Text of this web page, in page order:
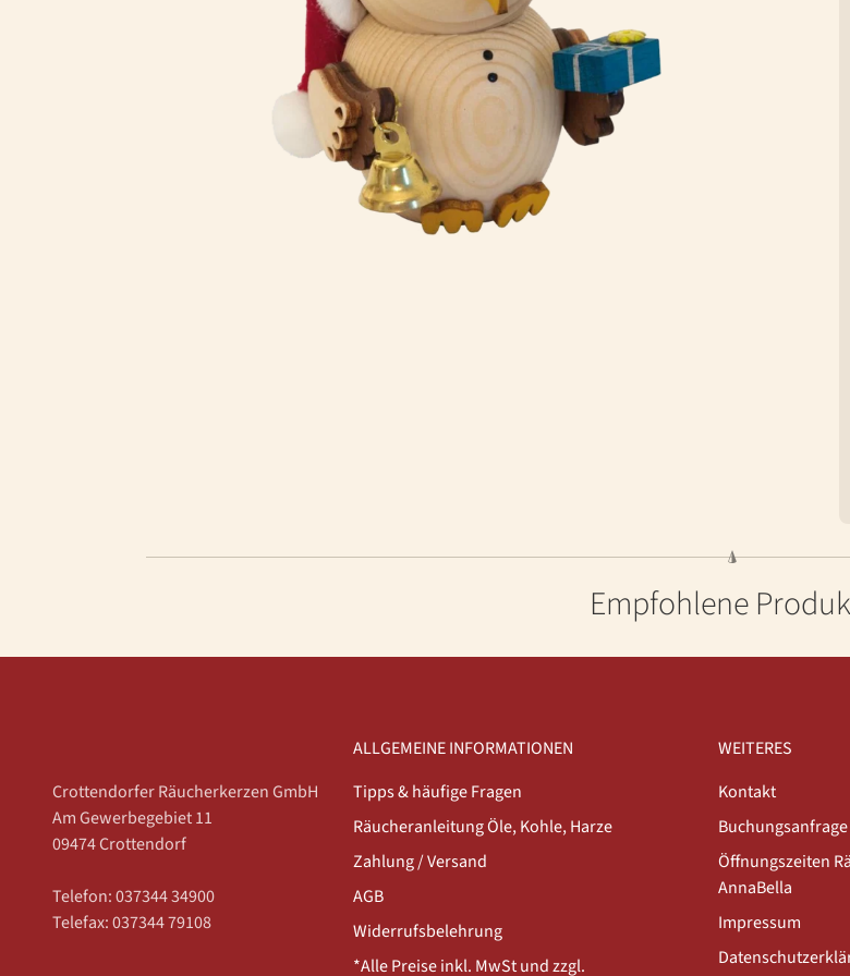
Empfohlene
Crottendorfer Räucherkerzen GmbH
Am Gewerbegebiet 11
09474 Crottendorf
Telefon: 037344 34900
Telefax: 037344 79108
ALLGEMEINE INFORMATIONEN
Tipps & häufige Fragen
Räucheranleitung Öle, Kohle, Harze
Zahlung / Versand
AGB
Widerrufsbelehrung
*Alle Preise inkl. MwSt und zzgl.
WEITERES
Kontakt
Öffnungszeiten
AnnaBella
Impressum